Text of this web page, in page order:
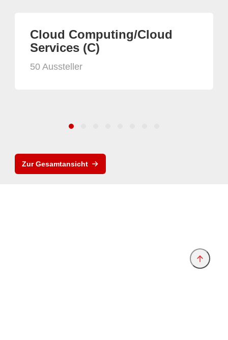
Cloud Computing/Cloud
Services (C)
50 Aussteller
Zur Gesamtansicht